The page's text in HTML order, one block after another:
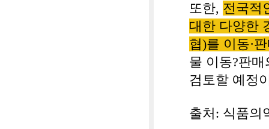
또한, 전국적
대한 다양한
협)를 이동·
물 이동?판매
검토할 예정
출처: 식품의